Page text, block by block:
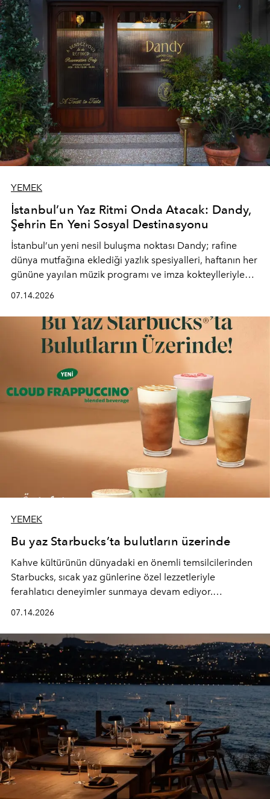
YEMEK
İstanbul’un Yaz Ritmi Onda Atacak: Dandy,
Şehrin En Yeni Sosyal Destinasyonu
İstanbul’un yeni nesil buluşma noktası Dandy; rafine
dünya mutfağına eklediği yazlık spesiyalleri, haftanın her
gününe yayılan müzik programı ve imza kokteylleriyle
lüks" anlayışıyla buluşturan mekan; gurme lezzetleri, iyi
müziği ve açık havadaki özel puro alanını tek bir çatı
altında sunuyor.
07.14.2026
YEMEK
Bu yaz Starbucks’ta bulutların üzerinde
Kahve kültürünün dünyadaki en önemli temsilcilerinden
Starbucks, sıcak yaz günlerine özel lezzetleriyle
ferahlatıcı deneyimler sunmaya devam ediyor.
yepyeni Cloud Frappuccino® Blended Beverage çeşitleri
ve yiyecek alternatifleri yazın keyfine lezzet katıyor.
07.14.2026